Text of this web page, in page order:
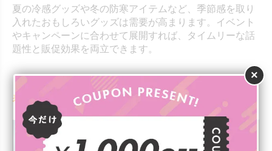
×
夏の冷感グッズや冬の防寒アイテムなど、季節感を取り
入れたおもしろいグッズは需要が高まります。イベント
やキャンペーンに合わせて展開すれば、タイムリーな話
題性と販促効果を両立できます。
春夏に人気のおもしろいオリジナルグッズ